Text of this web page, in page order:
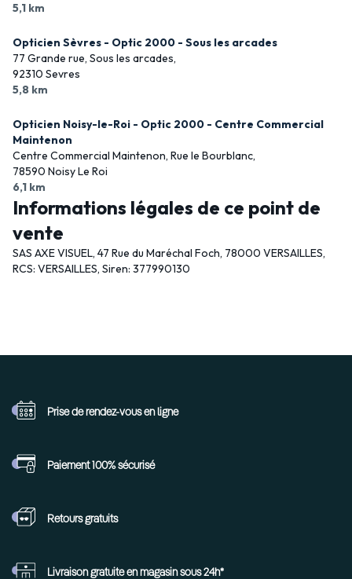
5,1 km
Opticien Sèvres - Optic 2000 - Sous les arcades
77 Grande rue, Sous les arcades,
92310 Sevres
5,8 km
Opticien Noisy-le-Roi - Optic 2000 - Centre Commercial
Maintenon
Centre Commercial Maintenon, Rue le Bourblanc,
78590 Noisy Le Roi
6,1 km
Informations légales de ce point de
vente
SAS AXE VISUEL, 47 Rue du Maréchal Foch, 78000 VERSAILLES,
RCS: VERSAILLES, Siren: 377990130
Prise de rendez-vous en ligne
Paiement 100%sécurisé
Retoursgratuits
Livraison gratuite en magasin sous 24h*